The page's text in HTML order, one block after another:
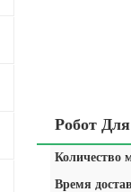
Робот
Количество
Время